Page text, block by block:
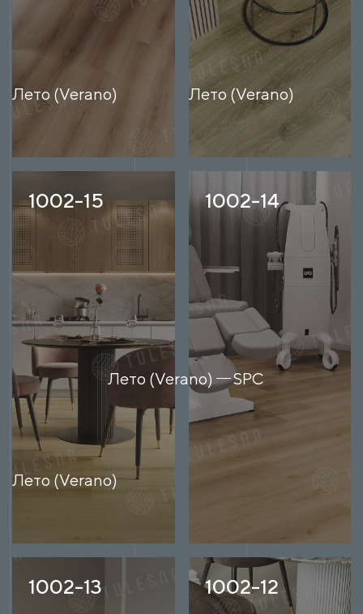
Лето (Verano) Лето (Verano)
1002-15
Лето (Verano)
1002-14
Лето (Verano) SPC
1002-13 1002-12